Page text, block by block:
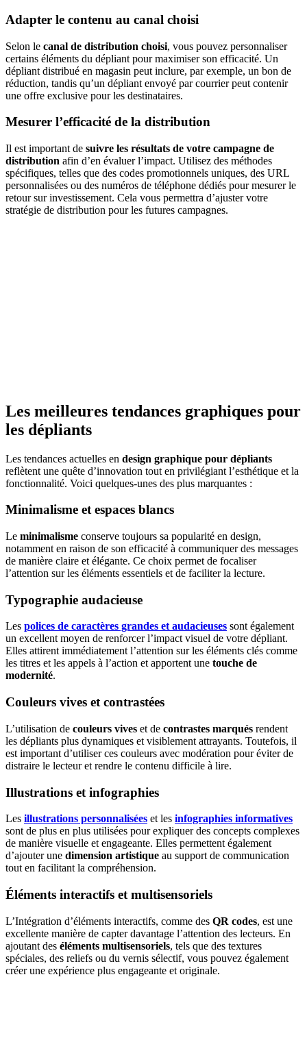
Adapter le contenu au canal choisi
Selon le canal de distribution choisi, vous pouvez personnaliser
certains éléments du dépliant pour maximiser son efficacité. Un
dépliant distribué en magasin peut inclure, par exemple, un bon de
réduction, tandis qu’un dépliant envoyé par courrier peut contenir
une offre exclusive pour les destinataires.
Mesurer l’efficacité de la distribution
Il est important de suivre les résultats de votre campagne de
distribution afin d’en évaluer l’impact. Utilisez des méthodes
spécifiques, telles que des codes promotionnels uniques, des URL
personnalisées ou des numéros de téléphone dédiés pour mesurer le
retour sur investissement. Cela vous permettra d’ajuster votre
stratégie de distribution pour les futures campagnes.
Les meilleures tendances graphiques pour
les dépliants
Les tendances actuelles en design graphique pour dépliants
reflètent une quête d’innovation tout en privilégiant l’esthétique et la
fonctionnalité. Voici quelques-unes des plus marquantes :
Minimalisme et espaces blancs
Le minimalisme conserve toujours sa popularité en design,
notamment en raison de son efficacité à communiquer des messages
de manière claire et élégante. Ce choix permet de focaliser
l’attention sur les éléments essentiels et de faciliter la lecture.
Typographie audacieuse
Les polices de caractères grandes et audacieuses sont également
un excellent moyen de renforcer l’impact visuel de votre dépliant.
Elles attirent immédiatement l’attention sur les éléments clés comme
les titres et les appels à l’action et apportent une touche de
modernité.
Couleurs vives et contrastées
L’utilisation de couleurs vives et de contrastes marqués rendent
les dépliants plus dynamiques et visiblement attrayants. Toutefois, il
est important d’utiliser ces couleurs avec modération pour éviter de
distraire le lecteur et rendre le contenu difficile à lire.
Illustrations et infographies
Les illustrations personnalisées et les infographies informatives
sont de plus en plus utilisées pour expliquer des concepts complexes
de manière visuelle et engageante. Elles permettent également
d’ajouter une dimension artistique au support de communication
tout en facilitant la compréhension.
Éléments interactifs et multisensoriels
L’Intégration d’éléments interactifs, comme des QR codes, est une
excellente manière de capter davantage l’attention des lecteurs. En
ajoutant des éléments multisensoriels, tels que des textures
spéciales, des reliefs ou du vernis sélectif, vous pouvez également
créer une expérience plus engageante et originale.